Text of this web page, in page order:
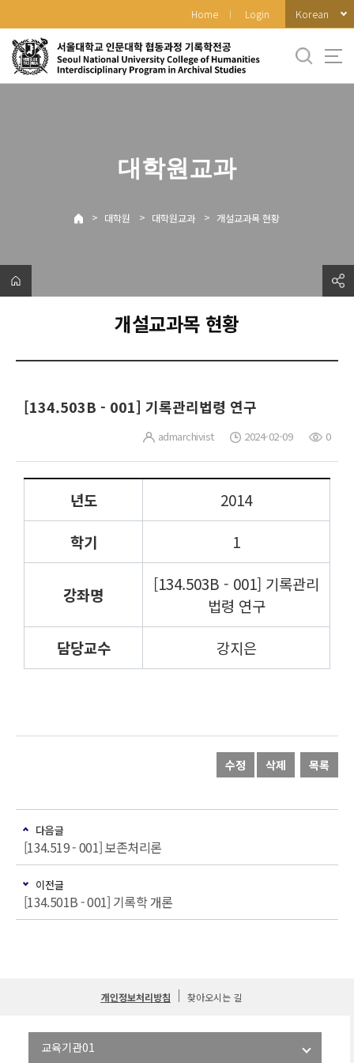
로
메
Home Login Korean
대학원교과
> 대학원 > 대학원교과 > 개설교과목 현황
개설교과목 현황
[134.503B - 001] 기록관리법령 연구
admarchivist 2024-02-09 0
년도
2014
학기
1
강좌명
[134.503B - 001] 기록관리
법령 연구
담당교수
강지은
수정 삭제 목록
다음글
[134.519 - 001] 보존처리론
이전글
[134.501B - 001] 기록학 개론
개인정보처리방침 찾아오시는 길